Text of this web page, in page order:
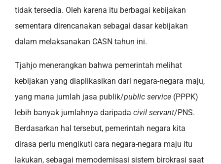
tidak tersedia. Oleh karena itu berbagai kebijakan
sementara direncanakan sebagai dasar kebijakan
dalam melaksanakan CASN tahun ini.
Tjahjo menerangkan bahwa pemerintah melihat
kebijakan yang diaplikasikan dari negara-negara maju,
yang mana jumlah jasa publik/public service (PPPK)
lebih banyak jumlahnya daripada civil servant/PNS.
Berdasarkan hal tersebut, pemerintah negara kita
dirasa perlu mengikuti cara negara-negara maju itu
lakukan, sebagai memodernisasi sistem birokrasi saat